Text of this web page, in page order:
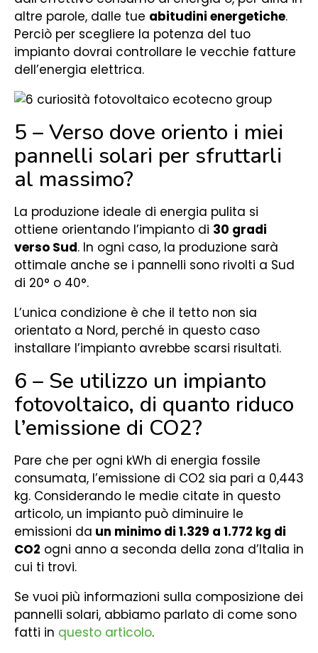
altre parole, dalle tue abitudini energetiche.
Perciò per scegliere la potenza del tuo
impianto dovrai controllare le vecchie fatture
dell’energia elettrica.
5 – Verso dove oriento i miei
pannelli solari per sfruttarli
al massimo?
La produzione ideale di energia pulita si
ottiene orientando l’impianto di 30 gradi
verso Sud. In ogni caso, la produzione sarà
ottimale anche se i pannelli sono rivolti a Sud
di 20° o 40°.
L’unica condizione è che il tetto non sia
orientato a Nord, perché in questo caso
installare l’impianto avrebbe scarsi risultati.
6 – Se utilizzo un impianto
fotovoltaico, di quanto riduco
l’emissione di CO2?
Pare che per ogni kWh di energia fossile
consumata, l’emissione di CO2 sia pari a 0,443
kg. Considerando le medie citate in questo
articolo, un impianto può diminuire le
emissioni da un minimo di 1.329 a 1.772 kg di
CO2 ogni anno a seconda della zona d’Italia in
cui ti trovi.
Se vuoi più informazioni sulla composizione dei
pannelli solari, abbiamo parlato di come sono
fatti in questo articolo.